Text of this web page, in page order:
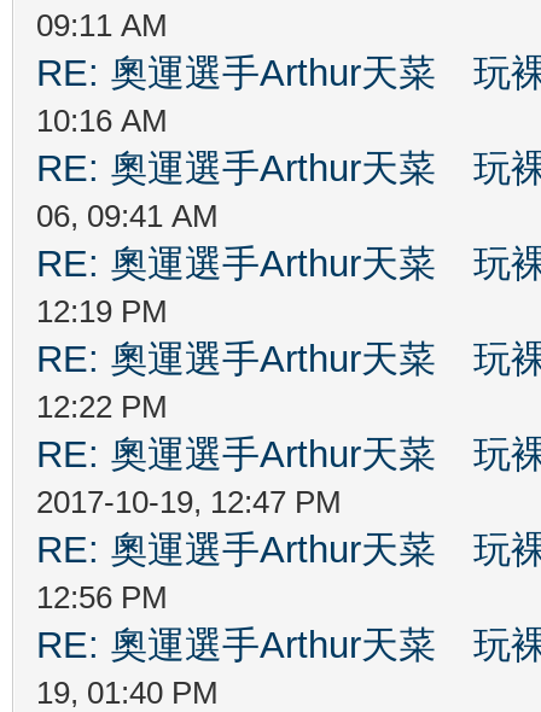
09:11 AM
RE: 奧運選手Arthur天菜 玩
10:16 AM
RE: 奧運選手Arthur天菜 玩
06, 09:41 AM
RE: 奧運選手Arthur天菜 玩
12:19 PM
RE: 奧運選手Arthur天菜 玩
12:22 PM
RE: 奧運選手Arthur天菜 玩
2017-10-19, 12:47 PM
RE: 奧運選手Arthur天菜 玩
12:56 PM
RE: 奧運選手Arthur天菜 玩
19, 01:40 PM